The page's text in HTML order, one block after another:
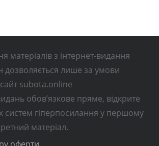
матеріалів з інтернет-видання
дозволяється лише за умови
subota.online
обов’язкове пряме, відкрите
систем гіперпосилання у першому
матеріал.